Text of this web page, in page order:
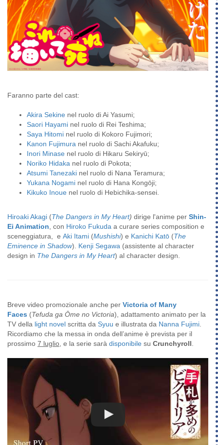
Faranno parte del cast:
Akira Sekine nel ruolo di Ai Yasumi;
Saori Hayami nel ruolo di Rei Teshima;
Saya Hitomi nel ruolo di Kokoro Fujimori;
Kanon Fujimura nel ruolo di Sachi Akafuku;
Inori Minase nel ruolo di Hikaru Sekiryū;
Noriko Hidaka nel ruolo di Pokota;
Atsumi Tanezaki nel ruolo di Nana Teramura;
Yukana Nogami nel ruolo di Hana Kongōji;
Kikuko Inoue nel ruolo di Hebichika-sensei.
Hiroaki Akagi (The Dangers in My Heart) dirige l'anime per Shin-
Ei Animation , con Hiroko Fukuda a curare series composition e
sceneggiatura, e Aki Itami (Mushishi) e Kanichi Katō (The
Eminence in Shadow). Kenji Segawa (assistente al character
design in The Dangers in My Heart) al character design.
Breve video promozionale anche per Victoria of Many
Faces (Tefuda ga Ōme no Victoria), adattamento animato per la
TV della light novel scritta da Syuu e illustrata da Nanna Fujimi
Ricordiamo che la messa in onda dell’anime è prevista per il
prossimo 7 luglio , e la serie sarà disponibile su Crunchyroll